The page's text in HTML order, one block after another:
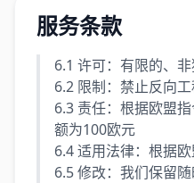
服务条款
6.1 许可：有限的、
6.2 限制：禁止反向
6.3 责任：根据欧盟
额为100欧元
6.4 适用法律：根据
6.5 修改：我们保留